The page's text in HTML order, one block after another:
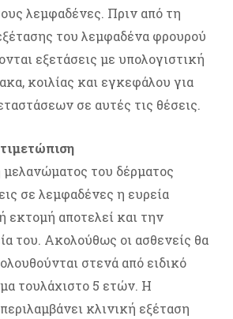
λεμφαδένες. Πριν από τη
του λεμφαδένα φρουρού
εξετάσεις με υπολογιστική
κοιλίας και εγκεφάλου για
σε αυτές τις θέσεις.
του δέρματος
σε λεμφαδένες η ευρεία
εκτομή αποτελεί και την
του. Ακολούθως οι ασθενείς θα
στενά από ειδικό
τουλάχιστο 5 ετών. Η
κλινική εξέταση